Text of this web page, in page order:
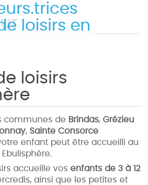
loisirs en
loisirs
communes de Brindas, Grézieu
, Sainte Consorce
enfant peut être accueilli au
accueille vos enfants de 3 à 12
ainsi que les petites et